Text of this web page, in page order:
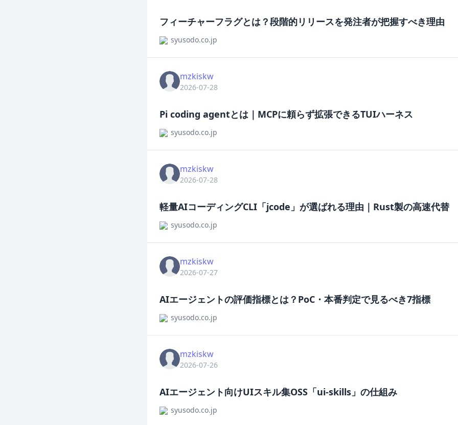
フィーチャーフラグとは？段階的リリースを発注者が把握すべき理由
syusodo.co.jp
mzkiskw
2026-07-28
Pi coding agentとは｜MCPに頼らず拡張できるTUIハーネス
syusodo.co.jp
mzkiskw
2026-07-28
軽量AIコーディングCLI「jcode」が選ばれる理由｜Rust製の高速代替
syusodo.co.jp
mzkiskw
2026-07-27
AIエージェントの評価指標とは？PoC・本番判定で見るべき7指標
syusodo.co.jp
mzkiskw
2026-07-26
AIエージェント向けUIスキル集OSS「ui-skills」の仕組み
syusodo.co.jp